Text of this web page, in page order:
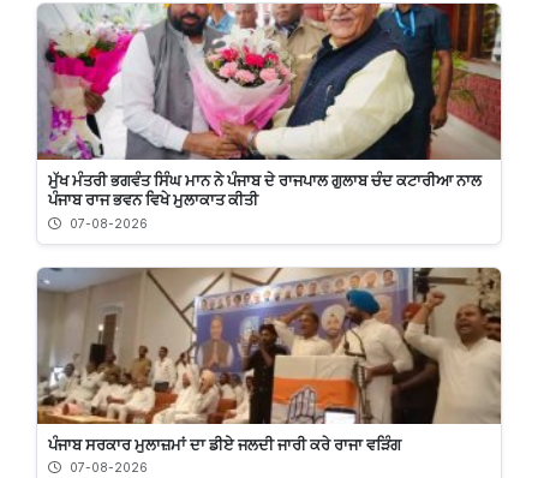
ਮੁੱਖ ਮੰਤਰੀ ਭਗਵੰਤ ਸਿੰਘ ਮਾਨ ਨੇ ਪੰਜਾਬ ਦੇ ਰਾਜਪਾਲ ਗੁਲਾਬ ਚੰਦ ਕਟਾਰੀਆ ਨਾਲ
ਪੰਜਾਬ ਰਾਜ ਭਵਨ ਵਿਖੇ ਮੁਲਾਕਾਤ ਕੀਤੀ
07-08-2026
ਪੰਜਾਬ ਸਰਕਾਰ ਮੁਲਾਜ਼ਮਾਂ ਦਾ ਡੀਏ ਜਲਦੀ ਜਾਰੀ ਕਰੇ ਰਾਜਾ ਵੜਿੰਗ
07-08-2026